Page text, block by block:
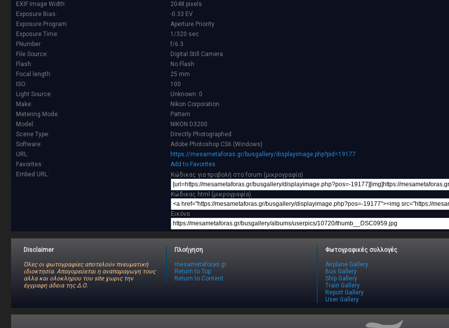
EXIF Image Width:
2048 pixels
Exposure Bias:
-0.33 EV
Exposure Program:
Aperture Priority
Exposure Time:
1/320 sec
FNumber:
f/6.3
File Source:
Digital Still Camera
Flash:
No Flash
Focal length:
25 mm
ISO:
100
Light Source:
Unknown: 0
Make:
Nikon Corporation
Metering Mode:
Pattern
Model:
NIKON D3200
Scene Type:
Directly Photographed
Software:
Adobe Photoshop CS6 (Windows)
URL:
https://mesametaforas.gr/busgallery/displayimage.php?pid=19177
Favorites:
Add to Favorites
Embed URL:
Κώδικας για προβολή στο forum (μικρογραφία)
Κώδικας html (μικρογραφία)
Εικόνα
Disclaimer
Όλες οι φωτογραφίες αποτελούν πνευματική
ιδιοκτησία. Απαγορεύεται η αναπαραγωγη τους
αλλα και ολοκληρου του site χωρις την
έγγραφη άδεια της Δ.Ο.
Πλοήγηση
mesametaforas.gr
Return to Top
Return to Content
Φωτογραφικές συλλογές
Airplane Gallery
Bus Gallery
Ship Gallery
Train Gallery
Report Gallery
User Gallery